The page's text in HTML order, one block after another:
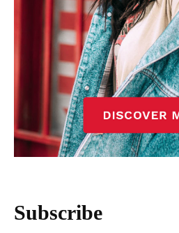
Subscribe